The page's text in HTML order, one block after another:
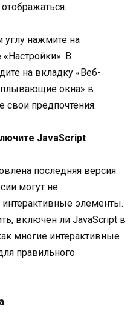
нажмите на
В
на вкладку «Веб-
окна» в
предпочтения.
JavaScript
последняя версия
могут не
элементы.
включен ли JavaScript в
многие интерактивные
правильного